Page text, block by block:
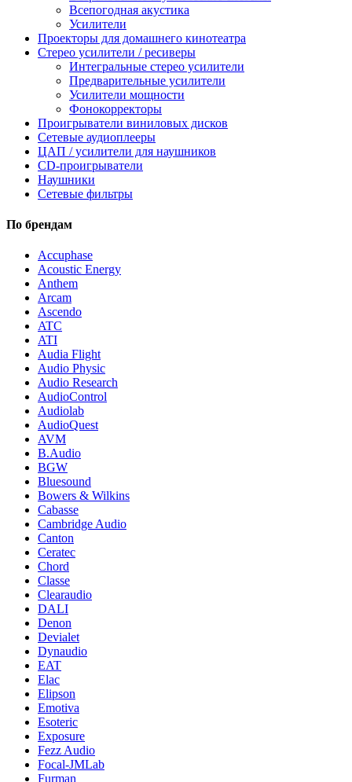
Всепогодная акустика
Усилители
Проекторы для домашнего кинотеатра
Стерео усилители / ресиверы
Интегральные стерео усилители
Предварительные усилители
Усилители мощности
Фонокорректоры
Проигрыватели виниловых дисков
Сетевые аудиоплееры
ЦАП / усилители для наушников
CD-проигрыватели
Наушники
Сетевые фильтры
По брендам
Accuphase
Acoustic Energy
Anthem
Arcam
Ascendo
ATC
ATI
Audia Flight
Audio Physic
Audio Research
AudioControl
Audiolab
AudioQuest
AVM
B.Audio
BGW
Bluesound
Bowers & Wilkins
Cabasse
Cambridge Audio
Canton
Ceratec
Chord
Classe
Clearaudio
DALI
Denon
Devialet
Dynaudio
EAT
Elac
Elipson
Emotiva
Esoteric
Exposure
Fezz Audio
Focal-JMLab
Furman